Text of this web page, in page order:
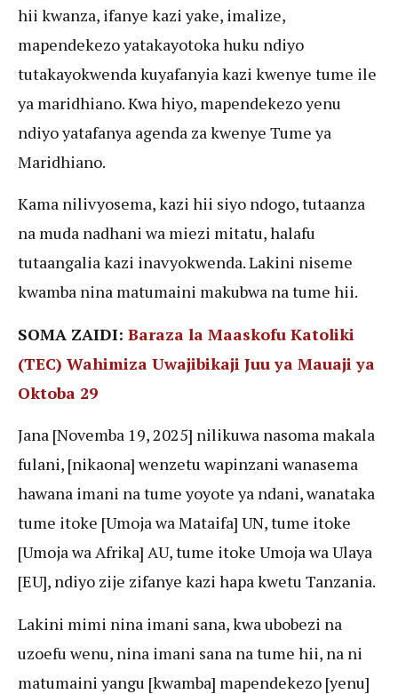
hii kwanza, ifanye kazi yake, imalize,
mapendekezo yatakayotoka huku ndiyo
tutakayokwenda kuyafanyia kazi kwenye tume ile
ya maridhiano. Kwa hiyo, mapendekezo yenu
ndiyo yatafanya agenda za kwenye Tume ya
Maridhiano.
Kama nilivyosema, kazi hii siyo ndogo, tutaanza
na muda nadhani wa miezi mitatu, halafu
tutaangalia kazi inavyokwenda. Lakini niseme
kwamba nina matumaini makubwa na tume hii.
SOMA ZAIDI: Baraza la Maaskofu Katoliki
(TEC) Wahimiza Uwajibikaji Juu ya Mauaji ya
Oktoba 29
Jana [Novemba 19, 2025] nilikuwa nasoma makala
fulani, [nikaona] wenzetu wapinzani wanasema
hawana imani na tume yoyote ya ndani, wanataka
tume itoke [Umoja wa Mataifa] UN, tume itoke
[Umoja wa Afrika] AU, tume itoke Umoja wa Ulaya
[EU], ndiyo zije zifanye kazi hapa kwetu Tanzania.
Lakini mimi nina imani sana, kwa ubobezi na
uzoefu wenu, nina imani sana na tume hii, na ni
matumaini yangu [kwamba] mapendekezo [yenu]